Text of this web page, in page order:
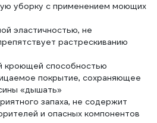
уборку с применением моющих
эластичностью, не
растрескиванию
кроющей способностью
покрытие, сохраняющее
«дышать»
запаха, не содержит
и опасных компонентов